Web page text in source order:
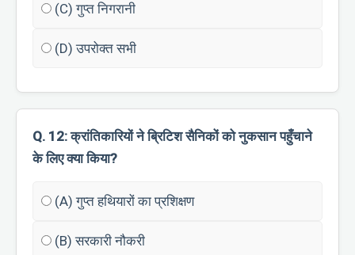
(C) गुप्त निगरानी
(D) उपरोक्त सभी
Q. 12: क्रांतिकारियों ने ब्रिटिश सैनिकों को नुकसान पहुँचाने
के लिए क्या किया?
(A) गुप्त हथियारों का प्रशिक्षण
(B) सरकारी नौकरी